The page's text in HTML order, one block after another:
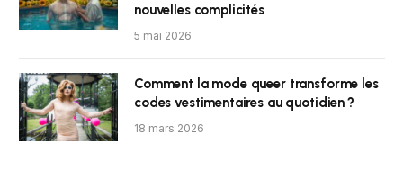
nouvelles complicités
5 mai 2026
Comment la mode queer transforme les
codes vestimentaires au quotidien ?
18 mars 2026